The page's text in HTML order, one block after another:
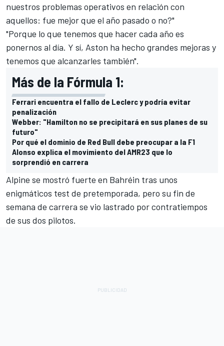
nuestros problemas operativos en relación con
aquellos: fue mejor que el año pasado o no?"
"Porque lo que tenemos que hacer cada año es
ponernos al día. Y sí, Aston ha hecho grandes mejoras y
tenemos que alcanzarles también".
Más de la Fórmula 1:
Ferrari encuentra el fallo de Leclerc y podría evitar
penalización
Webber: "Hamilton no se precipitará en sus planes de su
futuro"
Por qué el dominio de Red Bull debe preocupar a la F1
Alonso explica el movimiento del AMR23 que lo
sorprendió en carrera
Alpine se mostró fuerte en Bahréin tras unos
enigmáticos test de pretemporada, pero su fin de
semana de carrera se vio lastrado por contratiempos
de sus dos pilotos.